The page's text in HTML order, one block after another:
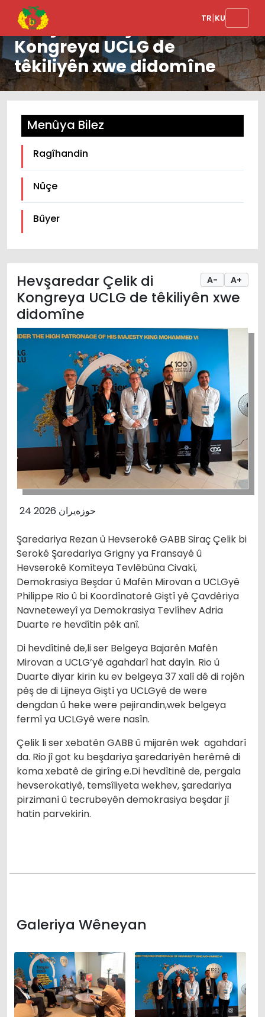
TR|KU
Hevşaredar Çelik di
Kongreya UCLG de
têkiliyên xwe didomîne
Menûya Bilez
Ragîhandin
Nûçe
Bûyer
A- A+
Hevşaredar Çelik di
Kongreya UCLG de têkiliyên xwe
didomîne
24 حوزەیران 2026
Şaredariya Rezan û Hevserokê GABB Siraç Çelik bi
Serokê Şaredariya Grigny ya Fransayê û
Hevserokê Komîteya Tevlêbûna Civakî,
Demokrasiya Beşdar û Mafên Mirovan a UCLGyê
Philippe Rio û bi Koordînatorê Giştî yê Çavdêriya
Navneteweyî ya Demokrasiya Tevlîhev Adria
Duarte re hevdîtin pêk anî.
Di hevdîtinê de,li ser Belgeya Bajarên Mafên
Mirovan a UCLG’yê agahdarî hat dayîn. Rio û
Duarte diyar kirin ku ev belgeya 37 xalî dê di rojên
pêş de di Lijneya Giştî ya UCLGyê de were
dengdan û heke were pejirandin,wek belgeya
fermî ya UCLGyê were nasîn.
Çelik li ser xebatên GABB û mijarên wek agahdarî
da. Rio jî got ku beşdariya şaredariyên herêmê di
koma xebatê de girîng e.Di hevdîtinê de, pergala
hevserokatiyê, temsîliyeta wekhev, şaredariya
pirzimanî û tecrubeyên demokrasiya beşdar jî
hatin parvekirin.
Galeriya Wêneyan